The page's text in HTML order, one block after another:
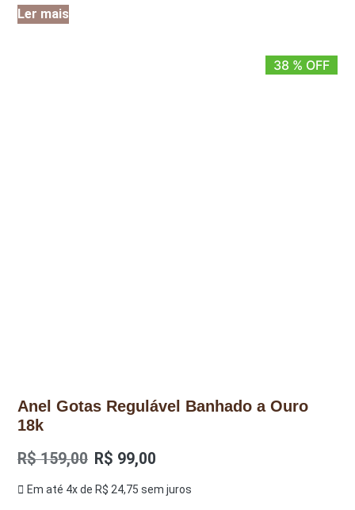
Ler mais
38 % OFF
Anel Gotas Regulável Banhado a Ouro
18k
R$159,00 R$ 99,00
Em até 4x de R$ 24,75 sem juros